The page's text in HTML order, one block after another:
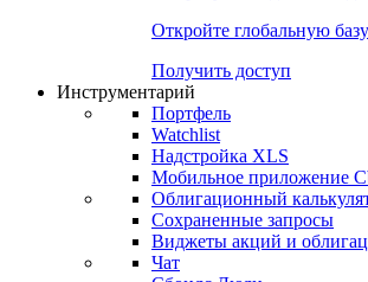
Консенсусы
Попробуйте7-дневный
Откройте глобальную
Получить доступ
Инструментарий
Портфель
Watchlist
Надстройка XLS
Мобильное приложение